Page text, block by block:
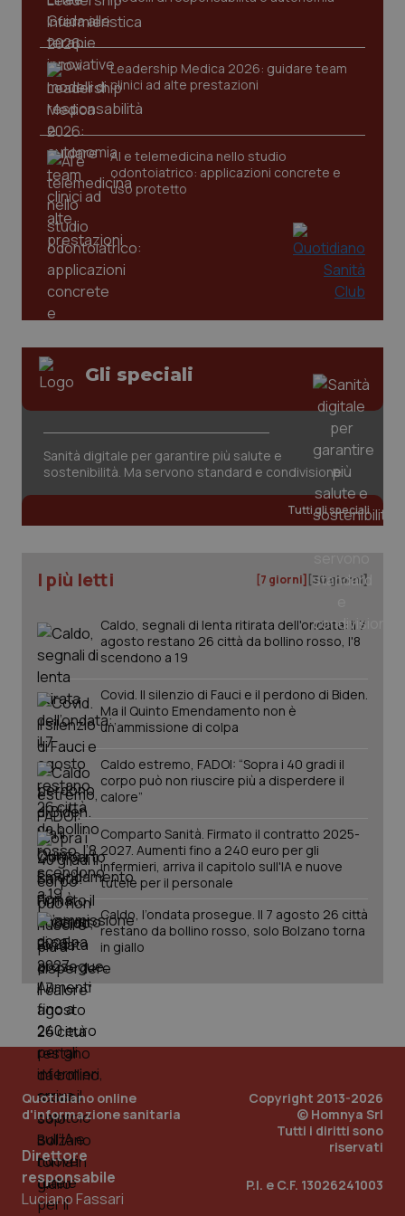
Leadership Medica 2026: guidare team
clinici ad alte prestazioni
AI e telemedicina nello studio
odontoiatrico: applicazioni concrete e
uso protetto
Gli speciali
Sanità digitale per garantire più salute e
sostenibilità. Ma servono standard e condivisione
Tutti gli speciali
I più letti [7 giorni] [30 giorni]
Caldo, segnali di lenta ritirata dell'ondata: il 7
agosto restano 26 città da bollino rosso, l'8
scendono a 19
Covid. Il silenzio di Fauci e il perdono di Biden.
Ma il Quinto Emendamento non è
un’ammissione di colpa
Caldo estremo, FADOI: “Sopra i 40 gradi il
corpo può non riuscire più a disperdere il
calore”
Comparto Sanità. Firmato il contratto 2025-
2027. Aumenti fino a 240 euro per gli
infermieri, arriva il capitolo sull'IA e nuove
tutele per il personale
Caldo, l’ondata prosegue. Il 7 agosto 26 città
restano da bollino rosso, solo Bolzano torna
in giallo
Quotidiano online
d'informazione sanitaria
Direttore
responsabile
Luciano Fassari
Copyright 2013-2026
© Homnya Srl
Tutti i diritti sono
riservati
P.I. e C.F. 13026241003
.youtube.com
www.quotidianosanita.it
tracking-enable
www.quotidianosanita.it
session-id
_ga
Google LLC
PHPSESSID
www.quotidianosanita.it